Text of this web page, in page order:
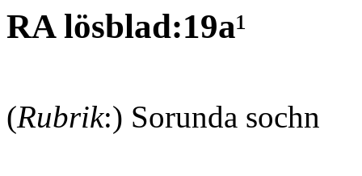
RA lösblad:19a¹
(Rubrik:) Sorunda sochn